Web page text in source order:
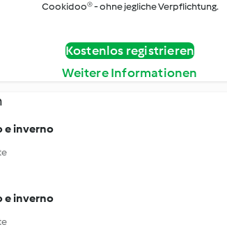
Cookidoo® - ohne jegliche Verpflichtung.
Kostenlos registrieren
Weitere Informationen
e inverno
e inverno